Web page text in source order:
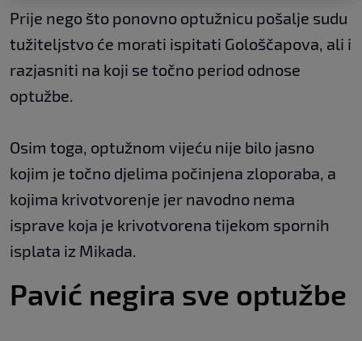
Prije nego što ponovno optužnicu pošalje sudu
tužiteljstvo će morati ispitati Gološčapova, ali i
razjasniti na koji se točno period odnose
optužbe.
Osim toga, optužnom vijeću nije bilo jasno
kojim je točno djelima počinjena zloporaba, a
kojima krivotvorenje jer navodno nema
isprave koja je krivotvorena tijekom spornih
isplata iz Mikada.
Pavić negira sve optužbe